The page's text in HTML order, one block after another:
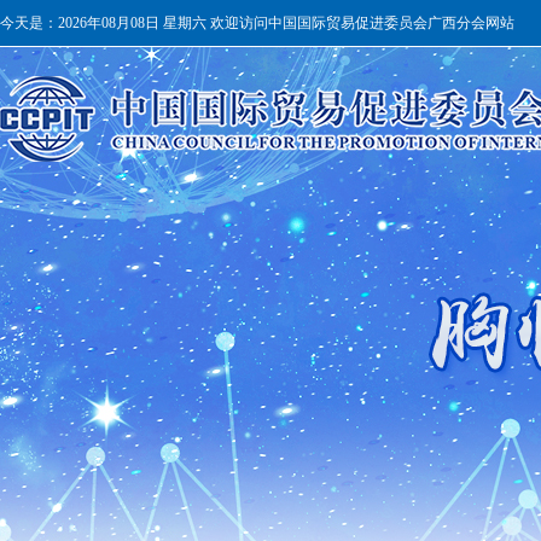
今天是： 2026年08月08日 星期六 欢迎访问中国国际贸易促进委员会广西分会网站